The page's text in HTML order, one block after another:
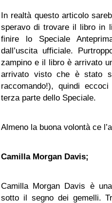
In realtà questo articolo
speravo di trovare il libro in
finire lo Speciale
dall’uscita ufficiale.
zampino e il libro è arrivato
arrivato visto che è stato
raccomando!), quindi
terza parte dello Speciale.
Almeno la buona volontà ce
Camilla Morgan Davis;
Camilla Morgan Davis è
sotto il segno dei gemelli.